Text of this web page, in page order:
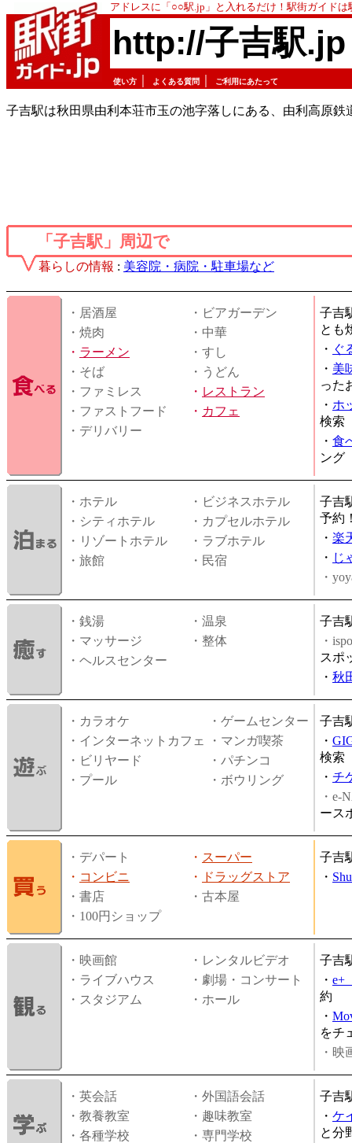
アドレスに「○○駅.jp」と入れるだけ！駅街ガイド
http://子吉駅.jp
使い方 よくある質問 ご利用にあたって
子吉駅は秋田県由利本荘市玉の池字落しにある、由利高原鉄
「子吉駅」周辺で
暮らしの情報 : 美容院・病院・駐車場など
・居酒屋
・ビアガーデン
・焼肉
・中華
・ ラーメン
・すし
・そば
・うどん
・ファミレス
・ レストラン
・ファストフード
・ カフェ
・デリバリー
子吉
とも
・ ぐ
・ 美
った
・ ホ
検索
・ 食
ング
・ホテル
・ビジネスホテル
・シティホテル
・カプセルホテル
・リゾートホテル
・ラブホテル
・旅館
・民宿
子吉
予約
・ 楽
・ じ
・
・銭湯
・温泉
・マッサージ
・整体
・ヘルスセンター
子吉
・
スポ
・ 秋
・カラオケ
・ゲームセンター
・インターネットカフェ
・マンガ喫茶
・ビリヤード
・パチンコ
・プール
・ボウリング
子吉
・
検索
・ チ
・e-
ース
・デパート ・ スーパー
・ コンビニ ・
ドラッグストア
・書店
・古本屋
・100円ショップ
子吉
・
・映画館
・レンタルビデオ
・ライブハウス
・劇場・コンサート
・スタジアム
・ホール
子吉
・ e+
約
・
をチ
・映
・英会話
・外国語会話
・教養教室
・趣味教室
・各種学校
・専門学校
子吉
・ ケ
と分